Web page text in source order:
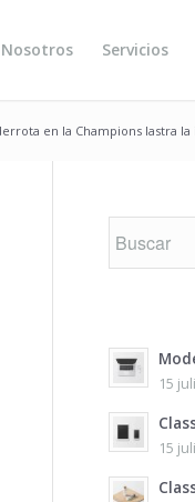
Servicios
en la Champions lastra la
15
15